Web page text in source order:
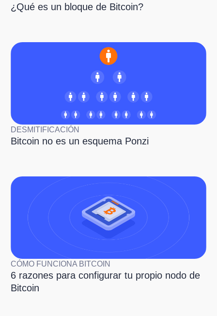
¿Qué es un bloque de Bitcoin?
DESMITIFICACIÓN
Bitcoin no es un esquema Ponzi
CÓMO FUNCIONA BITCOIN
6 razones para configurar tu propio nodo de
Bitcoin